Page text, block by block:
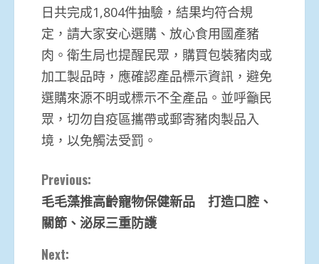
日共完成1,804件抽驗，結果均符合規
定，請大家安心選購、放心食用國產豬
肉。衛生局也提醒民眾，購買包裝豬肉或
加工製品時，應確認產品標示資訊，避免
選購來源不明或標示不全產品。並呼籲民
眾，切勿自疫區攜帶或郵寄豬肉製品入
境，以免觸法受罰。
Continue
Reading
Previous:
毛毛藻推高齡寵物保健新品 打造口腔、
關節、泌尿三重防護
Next: